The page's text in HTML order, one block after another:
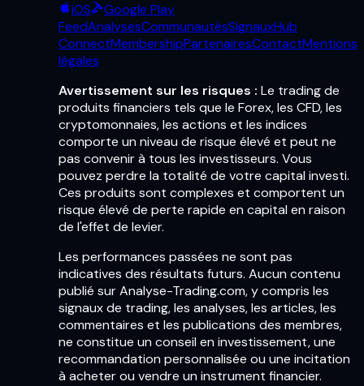
iOS
Google Play
FeedAnalysesCommunautésSignauxHub
ConnectMembershipPartenairesContactMentions
légales
Avertissement sur les risques : Le trading de
produits financiers tels que le Forex, les CFD, les
cryptomonnaies, les actions et les indices
comporte un niveau de risque élevé et peut ne
pas convenir à tous les investisseurs. Vous
pouvez perdre la totalité de votre capital investi.
Ces produits sont complexes et comportent un
risque élevé de perte rapide en capital en raison
de l'effet de levier.
Les performances passées ne sont pas
indicatives des résultats futurs. Aucun contenu
publié sur Analyse-Trading.com, y compris les
signaux de trading, les analyses, les articles, les
commentaires et les publications des membres,
ne constitue un conseil en investissement, une
recommandation personnalisée ou une incitation
à acheter ou vendre un instrument financier.